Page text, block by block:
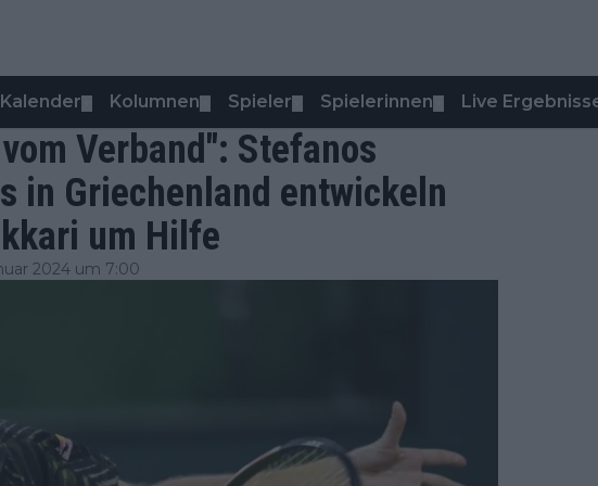
Kalender Kolumnen Spieler Spielerinnen Live
Verband": Stefanos
in Griechenland entwickeln
um Hilfe
2024 um 7:00